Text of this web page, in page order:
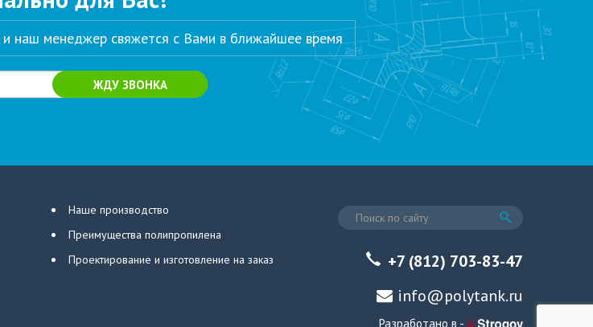
и наш менеджер свяжется с Вами в ближайшее время
ЖДУ ЗВОНКА
Наше производство
Преимущества полипропилена
Проектирование и изготовление на заказ
+7 (812) 703-83-47
info@polytank.ru
Разработано в -